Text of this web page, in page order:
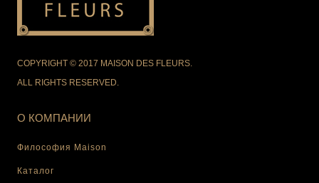
COPYRIGHT © 2017 MAISON DES FLEURS.
ALL RIGHTS RESERVED.
О КОМПАНИИ
Философия Maison
Каталог